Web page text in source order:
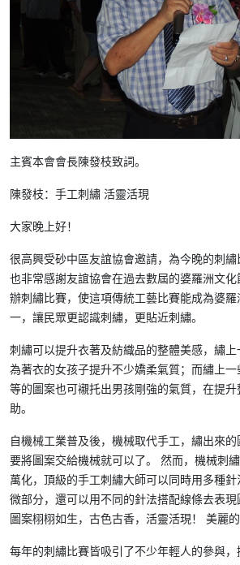
主賓本會會長陳發枝致詞。
陳發枝：手工刺繡 活靈活現
大家晚上好！
很高興受砂中區友誼協會邀請，為今晚的刺
也非常感謝友誼協會在過去數屆的婆羅洲文
辦刺繡比賽，使這項傳統工藝比賽能成為婆
一，讓民眾更認識刺繡，更貼近刺繡。
刺繡可以提升衣著及紡織品的整體美感，繡
為著衣的女孩子提升不少嬌柔氣質；而繡上
等的圖案也可襯托出男孩剛強的氣質，在提
助。
自機械工業普及後，機械取代手工，繡出來
要將圖案交給機械就可以了。 然而，機械刺
萬化，頂級的手工刺繡大師可以同時用多種
微部分，還可以用不同的針法搭配線條去表
圖案栩栩如生，古色古香，活靈活現！ 美麗的
每年的刺繡比賽皆吸引了不少年輕人的參與